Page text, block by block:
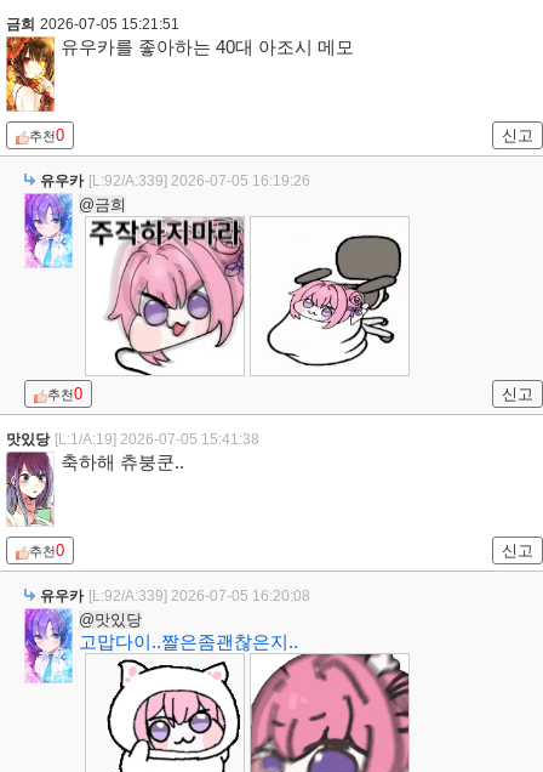
금희 2026-07-05 15:21:51
유우카를 좋아하는 40대 아조시 메모
추천0 신고
유우카 [L:92/A:339] 2026-07-05 16:19:26
@금희
추천0 신고
맛있당 [L:1/A:19] 2026-07-05 15:41:38
축하해 츄붕쿤..
추천0 신고
유우카 [L:92/A:339] 2026-07-05 16:20:08
@맛있당
고맙다이..짤은좀괜찮은지..